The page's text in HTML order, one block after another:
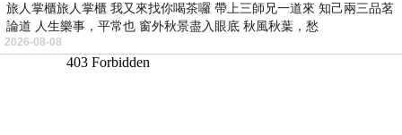
旅人掌櫃旅人掌櫃 我又來找你喝茶囉 帶上三師兄一道來 知己兩三品茗
論道 人生樂事，平常也 窗外秋景盡入眼底 秋風秋葉，愁
2026-08-08